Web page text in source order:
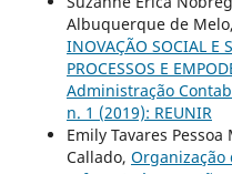
Albuquerque de
INOVAÇÃO SOCIAL E
PROCESSOS E
Administração
n. 1 (2019): REUNIR
Emily Tavares
Callado, Organização